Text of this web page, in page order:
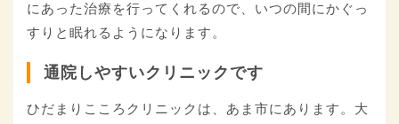
にあった治療を行ってくれるので、いつの間にかぐっ
すりと眠れるようになります。
通院しやすいクリニックです
ひだまりこころクリニックは、あま市にあります。大